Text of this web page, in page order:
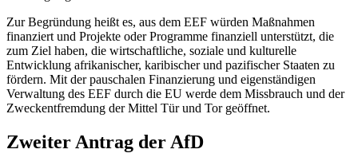
Zur Begründung heißt es, aus dem EEF würden Maßnahmen
finanziert und Projekte oder Programme finanziell unterstützt, die
zum Ziel haben, die wirtschaftliche, soziale und kulturelle
Entwicklung afrikanischer, karibischer und pazifischer Staaten zu
fördern. Mit der pauschalen Finanzierung und eigenständigen
Verwaltung des EEF durch die EU werde dem Missbrauch und der
Zweckentfremdung der Mittel Tür und Tor geöffnet.
Zweiter Antrag der AfD